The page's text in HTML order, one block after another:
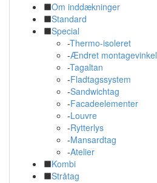
Om inddækninger
Standard
Special
-Thermo-isoleret
-Ændret montagevinkel
-Tagaltan
-Fladtagssystem
-Sandwichtag
-Facadeelementer
-Louvre
-Rytterlys
-Mansardtag
-Atelier
Kombi
Stråtag